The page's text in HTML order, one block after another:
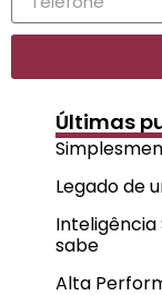
Últimas
Legado de
Inteligência
sabe
Alta